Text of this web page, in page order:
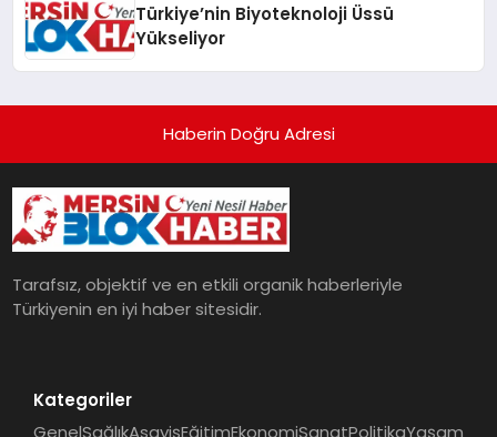
Türkiye’nin Biyoteknoloji Üssü
Yükseliyor
Haberin Doğru Adresi
Tarafsız, objektif ve en etkili organik haberleriyle
Türkiyenin en iyi haber sitesidir.
Kategoriler